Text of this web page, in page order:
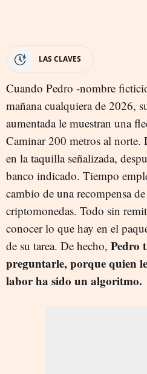
LAS CLAVES
Cuando Pedro -nombre
mañana cualquiera de 2026,
aumentada le muestran una
Caminar 200 metros al norte.
en la taquilla señalizada,
banco indicado. Tiempo
cambio de una recompensa
criptomonedas. Todo sin
conocer lo que hay en el
de su tarea. De hecho, Pedro
preguntarle, porque quien
labor ha sido un algoritmo.